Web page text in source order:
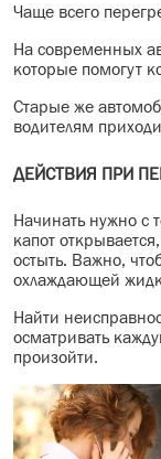
Чаще всего
На современных
которые помогут
Старые же
водителям
ДЕЙСТВИЯ ПРИ
Начинать нужно с
капот
остыть. Важно,
охлаждающей
Найти
осматривать
произойти.